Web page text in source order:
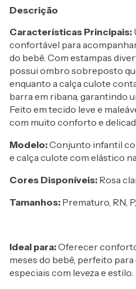
Descrição
Características Principais:
confortável para
do bebê. Com estampas
possui ombro sobreposto
enquanto a calça culote
barra em ribana, garantindo
Feito em tecido leve e
com muito conforto e
Modelo:Conjunto infantil
e calça culote com elástico
Cores Disponíveis: Rosa
Tamanhos: Prematuro, RN, P,
Ideal para:Oferecer
meses do bebê, perfeito para
especiais com leveza e estilo.